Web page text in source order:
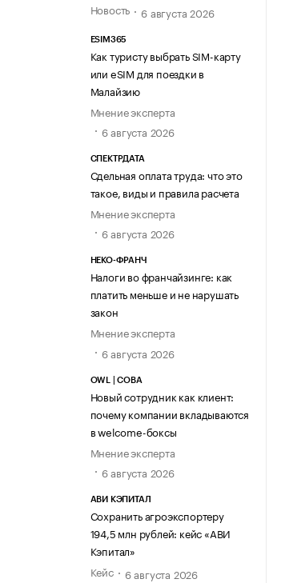
Новость
6 августа 2026
ESIM365
Как туристу выбрать SIM-карту
или eSIM для поездки в
Малайзию
Мнение эксперта
6 августа 2026
СПЕКТРДАТА
Сдельная оплата труда: что это
такое, виды и правила расчета
Мнение эксперта
6 августа 2026
НЕКО-ФРАНЧ
Налоги во франчайзинге: как
платить меньше и не нарушать
закон
Мнение эксперта
6 августа 2026
OWL | СОВА
Новый сотрудник как клиент:
почему компании вкладываются
в welcome-боксы
Мнение эксперта
6 августа 2026
АВИ КЭПИТАЛ
Сохранить агроэкспортеру
194,5 млн рублей: кейс «АВИ
Кэпитал»
Кейс
6 августа 2026